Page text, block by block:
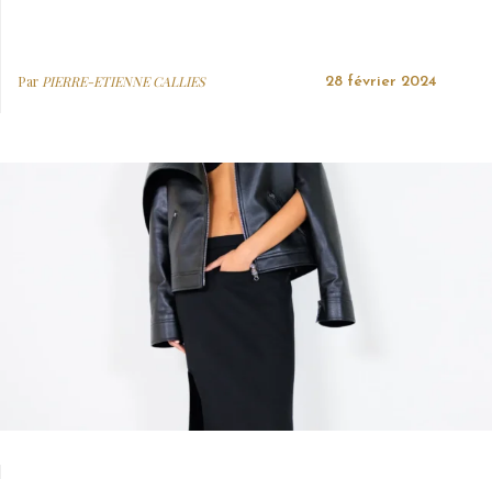
Par PIERRE-ETIENNE CALLIES 28 février 2024